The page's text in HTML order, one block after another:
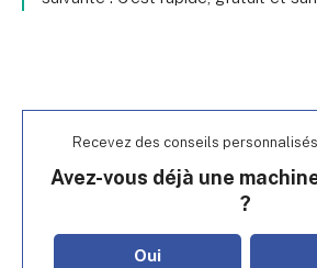
Recevez des conseils
Avez-vous déjà une
?
Oui